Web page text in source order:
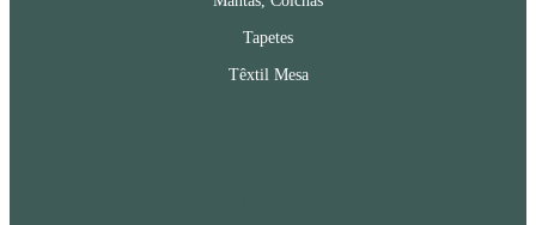
Tapetes
Têxtil Mesa